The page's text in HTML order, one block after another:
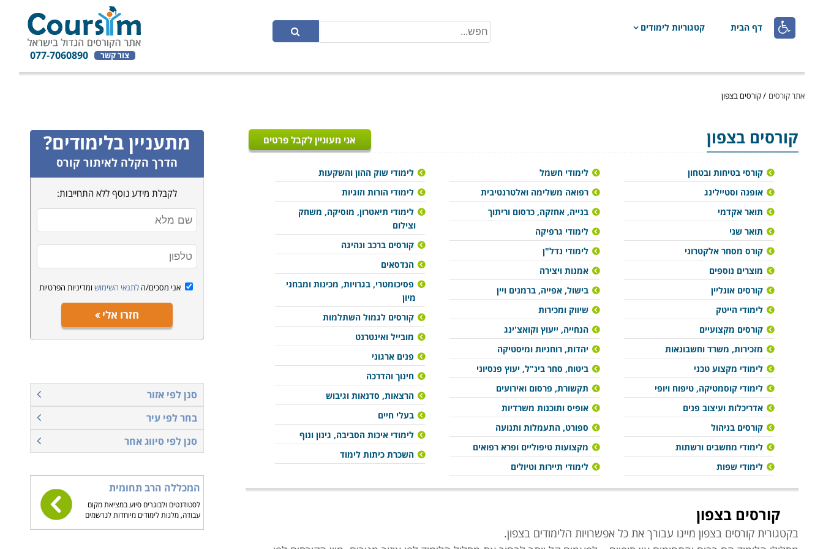
 דף הבית קטגוריות לימודים
צור קשר 077-7060890
אתר קורסים /קורסים בצפון
קורסים בצפון אני מעוניין לקבל פרטים
קורסי בטיחות ובטחון
אופנה וסטיילינג
תואר אקדמי
תואר שני
קורס מסחר אלקטרוני
מוצרים נוספים
קורסים אונליין
לימודי הייטק
קורסים מקצועיים
מזכירות, משרד וחשבונאות
לימודי מקצוע טכני
לימודי קוסמטיקה, טיפוח ויופי
אדריכלות ועיצוב פנים
קורסים בניהול
לימודי מחשבים ורשתות
לימודי שפות
לימודי חשמל
רפואה משלימה ואלטרנטיבית
בנייה, אחזקה, כרסום וריתוך
לימודי גרפיקה
לימודי נדל"ן
אמנות ויצירה
בישול, אפייה, ברמנים ויין
שיווק ומכירות
הנחייה, ייעוץ וקואצ'ינג
יהדות, רוחניות ומיסטיקה
ביטוח, סחר בינ"ל, יעוץ פנסיוני
תקשורת, פרסום ואירועים
אופיס ותוכנות משרדיות
ספורט, התעמלות ותנועה
מקצועות טיפוליים ופרא רפואים
לימודי תיירות וטיולים
לימודי שוק ההון והשקעות
לימודי הורות וזוגיות
לימודי תיאטרון, מוסיקה, משחק
וצילום
קורסים ברכב ונהיגה
הנדסאים
פסיכומטרי, בגרויות, מכינות ומבחני
מיון
קורסים לגמול השתלמות
מובייל ואינטרנט
פנים ארגוני
חינוך והדרכה
הרצאות, סדנאות וגיבוש
בעלי חיים
לימודי איכות הסביבה, גינון ונוף
השכרת כיתות לימוד
קורסים בצפון
בקטגורית קורסים בצפון מיינו עבורך את כל אפשרויות הלימודים בצפון.
מתעניין בלימודים?
הדרך הקלה לאיתור קורס
לקבלת מידע נוסף ללא התחייבות:
אני מסכים/הלתנאי השימוש ומדיניות הפרטיות
חזרו אלי
סנן לפי אזור
בחר לפי עיר
סנן לפי סיווג אחר
המכללה הרב תחומית
לסטודנטים ולבוגרים סיוע במציאת מקום
עבודה, מלגות לימודים מיוחדות לנרשמים